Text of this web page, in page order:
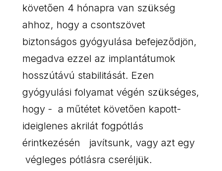
követően 4 hónapra van szükség
ahhoz, hogy a csontszövet
biztonságos gyógyulása befejeződjön,
megadva ezzel az implantátumok
hosszútávú stabilitását. Ezen
gyógyulási folyamat végén szükséges,
hogy - a műtétet követően kapott-
ideiglenes akrilát fogpótlás
érintkezésén javítsunk, vagy azt egy
végleges pótlásra cseréljük.